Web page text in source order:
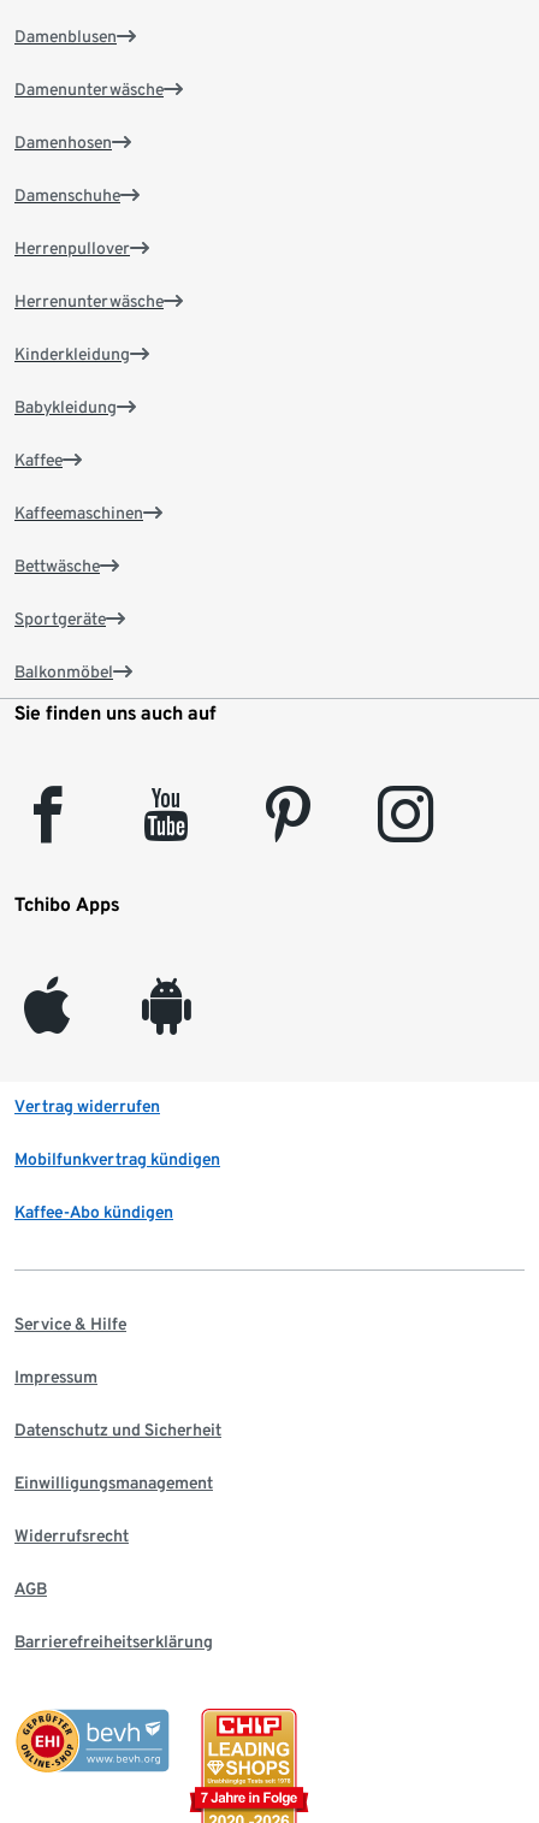
Damenblusen
Damenunterwäsche
Damenhosen
Damenschuhe
Herrenpullover
Herrenunterwäsche
Kinderkleidung
Babykleidung
Kaffee
Kaffeemaschinen
Bettwäsche
Sportgeräte
Balkonmöbel
Sie finden uns auch auf
facebook youtube pinterest instagram
Tchibo Apps
appleinc android
Vertrag widerrufen
Mobilfunkvertrag kündigen
Kaffee-Abo kündigen
Service & Hilfe
Impressum
Datenschutz und Sicherheit
Einwilligungsmanagement
Widerrufsrecht
AGB
Barrierefreiheitserklärung